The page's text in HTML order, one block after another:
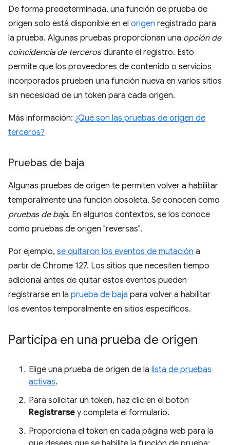
De forma predeterminada, una función de prueba de
origen solo está disponible en el origen registrado para
la prueba. Algunas pruebas proporcionan una opción de
coincidencia de tercerosdurante el registro. Esto
permite que los proveedores de contenido o servicios
incorporados prueben una función nueva en varios sitios
sin necesidad de un token para cada origen.
Más información: ¿Qué son las pruebas de origen de
terceros?
Pruebas de baja
Algunas pruebas de origen te permiten volver a habilitar
temporalmente una función obsoleta. Se conocen como
pruebas de baja. En algunos contextos, se los conoce
como pruebas de origen "reversas".
Por ejemplo, se quitaron los eventos de mutación a
partir de Chrome 127. Los sitios que necesiten tiempo
adicional antes de quitar estos eventos pueden
registrarse en la prueba de baja para volver a habilitar
los eventos temporalmente en sitios específicos.
Participa en una prueba de origen
Elige una prueba de origen de la lista de pruebas
activas.
Para solicitar un token, haz clic en el botón
Registrarse y completa el formulario.
Proporciona el token en cada página web para la